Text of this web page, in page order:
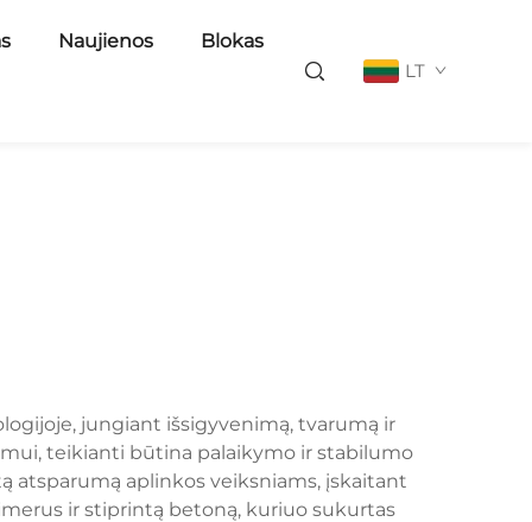
Naujienos Blokas
LT
jungiant išsigyvenimą, tvarumą ir
teikianti būtina palaikymo ir stabilumo
atsparumą aplinkos veiksniams, įskaitant
ir stiprintą betoną, kuriuo sukurtas